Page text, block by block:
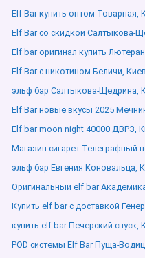
Elf Bar купить оптом Товарная,
Elf Bar со скидкой Салтыкова-
Elf bar оригинал купить
Elf Bar с никотином Беличи, Киев
эльф бар Салтыкова-Щедрина,
Elf Bar новые вкусы 2025
Elf bar moon night 40000 ДВРЗ,
Магазин сигарет Телеграфный
эльф бар Евгения Коновальца,
Оригинальный elf bar
Купить elf bar с доставкой
купить elf bar Печерский спуск,
POD системы Elf Bar Пуща-